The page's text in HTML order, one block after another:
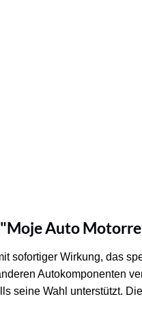
Auto
sofortiger Wirkung, das
Autokomponenten
seine Wahl unterstützt.